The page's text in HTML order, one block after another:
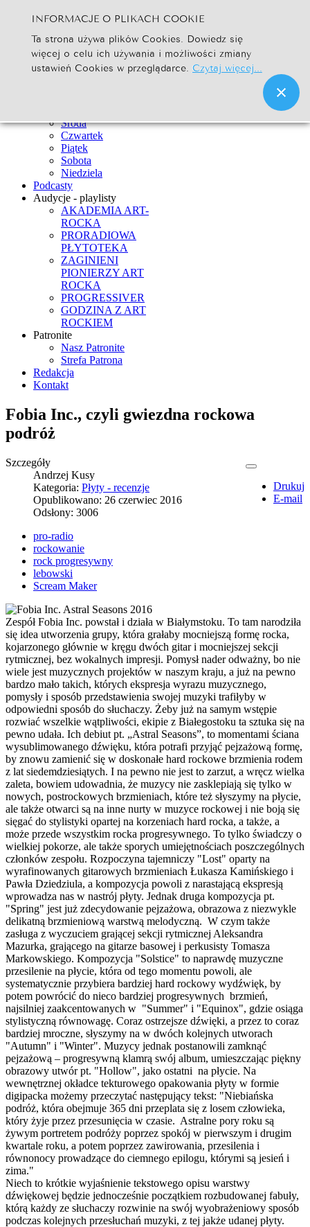
Szukaj... Go
Strona Główna
Newsy
Środa
Czwartek
Piątek
Sobota
Niedziela
Podcasty
Audycje - playlisty
AKADEMIA ART-
ROCKA
PRORADIOWA
PŁYTOTEKA
ZAGINIENI
PIONIERZY ART
ROCKA
PROGRESSIVER
GODZINA Z ART
ROCKIEM
Patronite
Nasz Patronite
Strefa Patrona
Redakcja
Kontakt
Fobia Inc., czyli gwiezdna rockowa
podróż
Drukuj
E-mail
Szczegóły
Andrzej Kusy
Kategoria: Płyty - recenzje
Opublikowano: 26 czerwiec 2016
Odsłony: 3006
pro-radio
rockowanie
rock progresywny
lebowski
Scream Maker
Zespół Fobia Inc. powstał i działa w Białymstoku. To tam narodziła
się idea utworzenia grupy, która grałaby mocniejszą formę rocka,
kojarzonego głównie w kręgu dwóch gitar i mocniejszej sekcji
rytmicznej, bez wokalnych impresji. Pomysł nader odważny, bo nie
wiele jest muzycznych projektów w naszym kraju, a już na pewno
bardzo mało takich, których ekspresja wyrazu muzycznego,
pomysły i sposób przedstawienia swojej muzyki trafiłyby w
odpowiedni sposób do słuchaczy. Żeby już na samym wstępie
rozwiać wszelkie wątpliwości, ekipie z Białegostoku ta sztuka się na
pewno udała. Ich debiut pt. „Astral Seasons”, to momentami ściana
wysublimowanego dźwięku, która potrafi przyjąć pejzażową formę,
by znowu zamienić się w doskonałe hard rockowe brzmienia rodem
z lat siedemdziesiątych. I na pewno nie jest to zarzut, a wręcz wielka
zaleta, bowiem udowadnia, że muzycy nie zasklepiają się tylko w
nowych, postrockowych brzmieniach, które też słyszymy na płycie,
ale także otwarci są na inne nurty w muzyce rockowej i nie boją się
sięgać do stylistyki opartej na korzeniach hard rocka, a także, a
może przede wszystkim rocka progresywnego. To tylko świadczy o
wielkiej pokorze, ale także sporych umiejętnościach poszczególnych
członków zespołu. Rozpoczyna tajemniczy "Lost" oparty na
wyrafinowanych gitarowych brzmieniach Łukasza Kamińskiego i
Pawła Dziedziula, a kompozycja powoli z narastającą ekspresją
wprowadza nas w nastrój płyty. Jednak druga kompozycja pt.
"Spring" jest już zdecydowanie pejzażowa, obrazowa z niezwykle
delikatną brzmieniową warstwą melodyczną. W czym także
zasługa z wyczuciem grającej sekcji rytmicznej Aleksandra
Mazurka, grającego na gitarze basowej i perkusisty Tomasza
Markowskiego. Kompozycja "Solstice" to naprawdę muzyczne
przesilenie na płycie, która od tego momentu powoli, ale
systematycznie przybiera bardziej hard rockowy wydźwięk, by
potem powrócić do nieco bardziej progresywnych brzmień,
najsilniej zaakcentowanych w "Summer" i "Equinox", gdzie osiąga
stylistyczną równowagę. Coraz ostrzejsze dźwięki, a przez to coraz
bardziej mroczne, słyszymy na w dwóch kolejnych utworach
"Autumn" i "Winter". Muzycy jednak postanowili zamknąć
pejzażową – progresywną klamrą swój album, umieszczając piękny
obrazowy utwór pt. "Hollow", jako ostatni na płycie. Na
wewnętrznej okładce tekturowego opakowania płyty w formie
digipacka możemy przeczytać następujący tekst: "Niebiańska
podróż, która obejmuje 365 dni przeplata się z losem człowieka,
który żyje przez przesunięcia w czasie. Astralne pory roku są
żywym portretem podróży poprzez spokój w pierwszym i drugim
kwartale roku, a potem poprzez zawirowania, przesilenia i
równonocy prowadzące do ciemnego epilogu, którymi są jesień i
zima."
Niech to krótkie wyjaśnienie tekstowego opisu warstwy
dźwiękowej będzie jednocześnie początkiem rozbudowanej fabuły,
którą każdy ze słuchaczy rozwinie na swój wyobrażeniowy sposób
podczas kolejnych przesłuchań muzyki, z tej jakże udanej płyty.
INFORMACJE O PLIKACH COOKIE
Ta strona używa plików Cookies. Dowiedz się
więcej o celu ich używania i możliwości zmiany
ustawień Cookies w przeglądarce. Czytaj więcej...